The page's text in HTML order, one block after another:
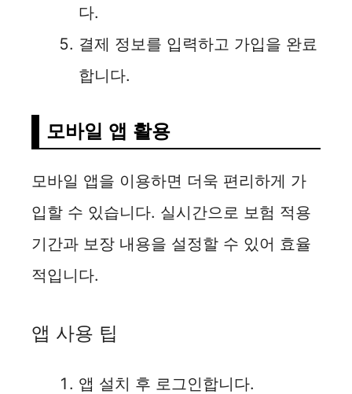
다.
결제 정보를 입력하고 가입을 완료
합니다.
모바일 앱 활용
모바일 앱을 이용하면 더욱 편리하게 가
입할 수 있습니다. 실시간으로 보험 적용
기간과 보장 내용을 설정할 수 있어 효율
적입니다.
앱 사용 팁
앱 설치 후 로그인합니다.